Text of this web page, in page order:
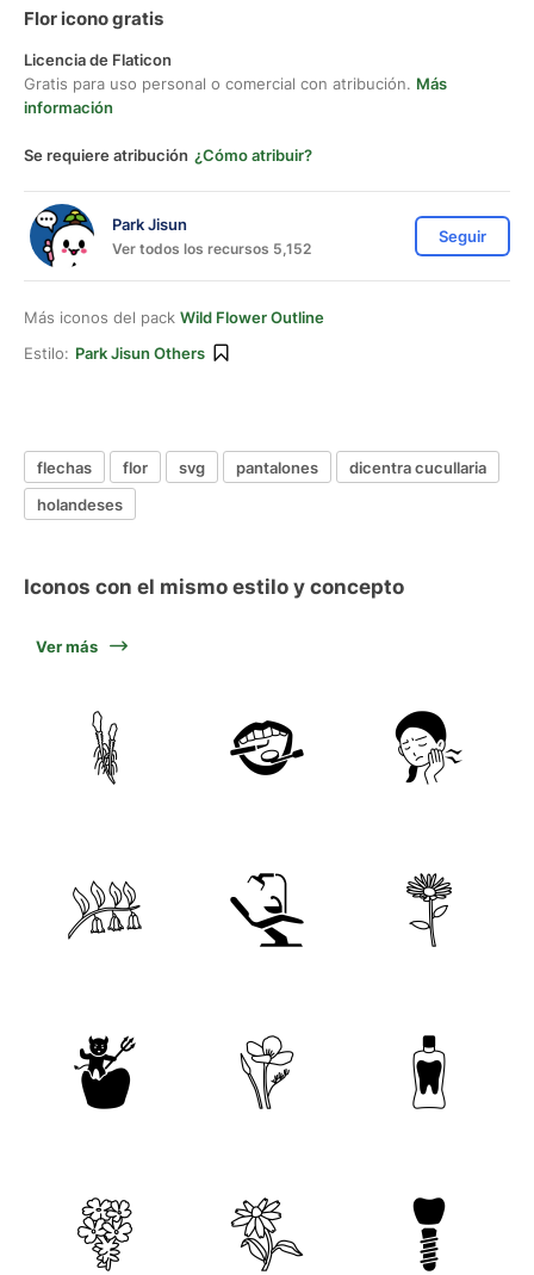
Flor icono gratis
Licencia de Flaticon
Gratis para uso personal o comercial con atribución. Más
información
Se requiere atribución ¿Cómo atribuir?
Park Jisun
Ver todos los recursos 5,152
Seguir
Más iconos del pack Wild Flower Outline
Estilo: Park Jisun Others
flechas flor svg pantalones
dicentra cucullaria
holandeses
Iconos con el mismo estilo y concepto
Ver más